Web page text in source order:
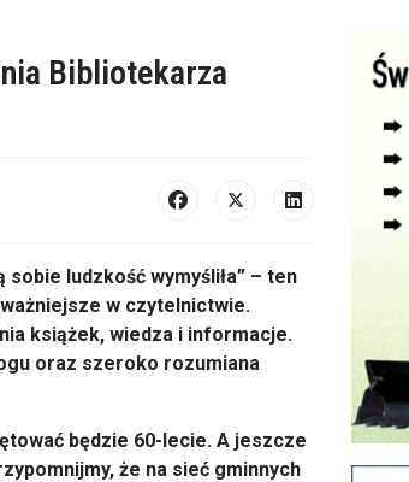
Bibliotekarza
sobie ludzkość wymyśliła” – ten
w czytelnictwie.
książek, wiedza i informacje.
oraz szeroko rozumiana
będzie 60-lecie. A jeszcze
że na sieć gminnych